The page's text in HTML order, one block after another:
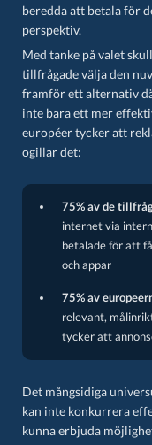
beredda att betala för
perspektiv.
Med tanke på valet
tillfrågade välja den
framför ett alternativ
inte bara ett mer
européer tycker att
ogillar det:
75% av de
internet via
betalade för att
och appar
75% av
relevant,
tycker att
Det mångsidiga
kan inte konkurrera
kunna erbjuda